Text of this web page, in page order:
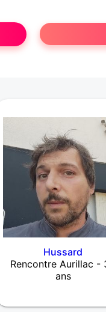
Hussard
Rencontre Aurillac -
ans